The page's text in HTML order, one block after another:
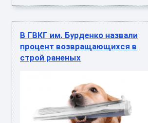
В ГВКГ им. Бурденко назвали
процент возвращающихся в
строй раненых